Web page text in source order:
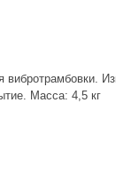
вибротрамбовки.
Масса: 4,5 кг